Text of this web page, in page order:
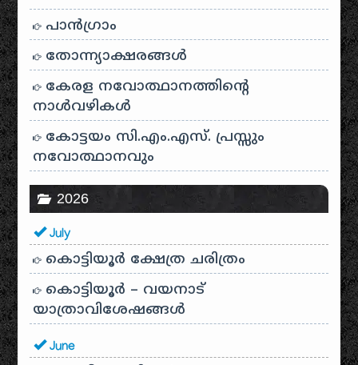
പാന്‍ഗ്രാം
തോന്ന്യാക്ഷരങ്ങള്‍
കേരള നവോത്ഥാനത്തിന്റെ
നാൾവഴികൾ
കോട്ടയം സി.എം.എസ്. പ്രസ്സും
നവോത്ഥാനവും
2026
July
കൊട്ടിയൂർ ക്ഷേത്ര ചരിത്രം
കൊട്ടിയൂർ – വയനാട്
യാത്രാവിശേഷങ്ങൾ
June